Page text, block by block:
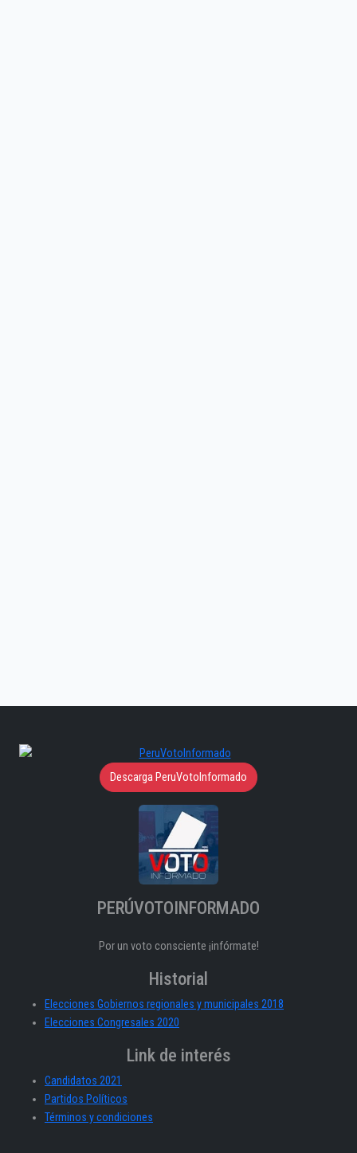
Descarga PeruVotoInformado
PERÚVOTOINFORMADO
Por un voto consciente ¡infórmate!
Historial
Elecciones Gobiernos regionales y municipales 2018
Elecciones Congresales 2020
Link de interés
Candidatos 2021
Partidos Políticos
Términos y condiciones